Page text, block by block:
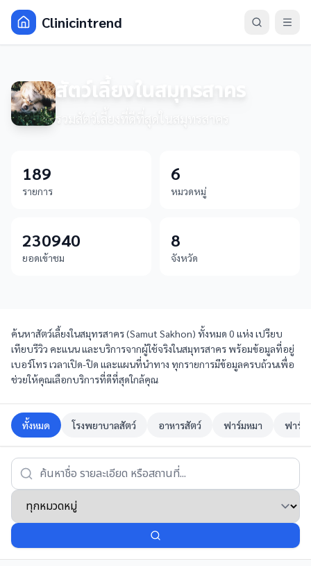
Clinicintrend
สัตว์เลี้ยงในสมุทรสาคร
รวมสัตว์เลี้ยงที่ดีที่สุดในสมุทรสาคร
189
รายการ
6
หมวดหมู่
230940
ยอดเข้าชม
8
จังหวัด
ค้นหาสัตว์เลี้ยงในสมุทรสาคร (Samut Sakhon) ทั้งหมด 0 แห่ง เปรียบ
เทียบรีวิว คะแนน และบริการจากผู้ใช้จริงในสมุทรสาคร พร้อมข้อมูลที่อยู่
เบอร์โทร เวลาเปิด-ปิด และแผนที่นำทาง ทุกรายการมีข้อมูลครบถ้วนเพื่อ
ช่วยให้คุณเลือกบริการที่ดีที่สุดใกล้คุณ
ทั้งหมด โรงพยาบาลสัตว์ อาหารสัตว์ ฟาร์มหมา ฟาร์ม